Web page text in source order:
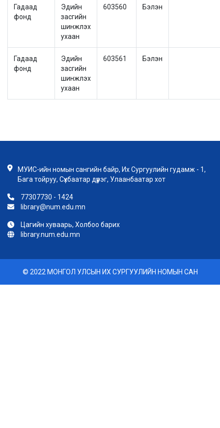
Гадаад
фонд
Эдийн
засгийн
шинжлэх
ухаан
603560 Бэлэн
Гадаад
фонд
Эдийн
засгийн
шинжлэх
ухаан
603561 Бэлэн
МУИС-ийн номын сангийн байр, Их Сургуулийн гудамж - 1,
Бага тойруу, Сүхбаатар дүүрэг, Улаанбаатар хот
77307730 - 1424
library@num.edu.mn
Цагийн хуваарь, Холбоо барих
library.num.edu.mn
© 2022 МОНГОЛ УЛСЫН ИХ СУРГУУЛИЙН НОМЫН САН